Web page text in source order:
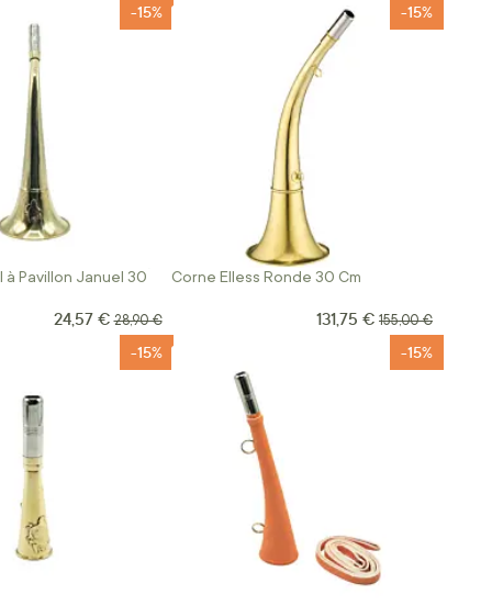
à Pavillon Januel 30
-15%
Prix Spécial
24,57 € Prix normal
28,90 €
Corne Elless Ronde 30 Cm
-15%
Prix Spécial
131,75 € Prix normal
155,00 €
-15% -15%